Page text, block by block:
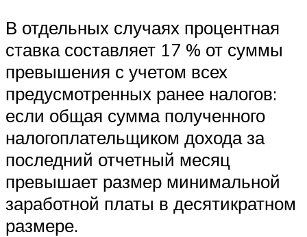
В отдельных случаях процентная
ставка составляет 17 % от суммы
превышения с учетом всех
предусмотренных ранее налогов:
если общая сумма полученного
налогоплательщиком дохода за
последний отчетный месяц
превышает размер минимальной
заработной платы в десятикратном
размере.